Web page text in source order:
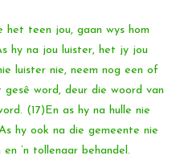
het teen jou, gaan wys hom
hy na jou luister, het jy jou
luister nie, neem nog een of
word, deur die woord van
(17)En as hy na hulle nie
hy ook na die gemeente nie
’n tollenaar behandel.